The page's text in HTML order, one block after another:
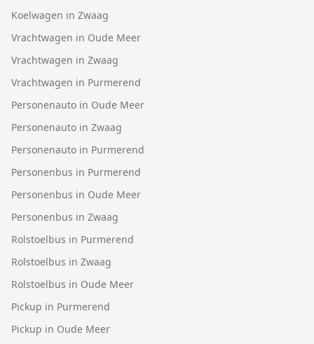
Koelwagen in Zwaag
Vrachtwagen in Oude Meer
Vrachtwagen in Zwaag
Vrachtwagen in Purmerend
Personenauto in Oude Meer
Personenauto in Zwaag
Personenauto in Purmerend
Personenbus in Purmerend
Personenbus in Oude Meer
Personenbus in Zwaag
Rolstoelbus in Purmerend
Rolstoelbus in Zwaag
Rolstoelbus in Oude Meer
Pickup in Purmerend
Pickup in Oude Meer